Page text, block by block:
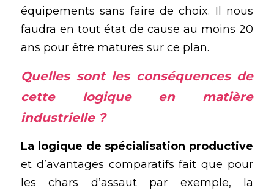
équipements sans faire de choix. Il nous
faudra en tout état de cause au moins 20
ans pour être matures sur ce plan.
Quelles sont les conséquences de
cette logique en matière
industrielle ?
La logique de spécialisation productive
et d’avantages comparatifs fait que pour
les chars d’assaut par exemple, la